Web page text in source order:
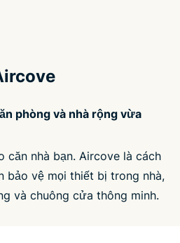
phòng và nhà rộng vừa
căn nhà bạn. Aircove là cách
bảo vệ mọi thiết bị trong nhà,
và chuông cửa thông minh.